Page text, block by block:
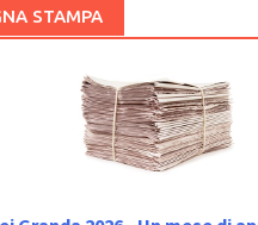
STAMPA